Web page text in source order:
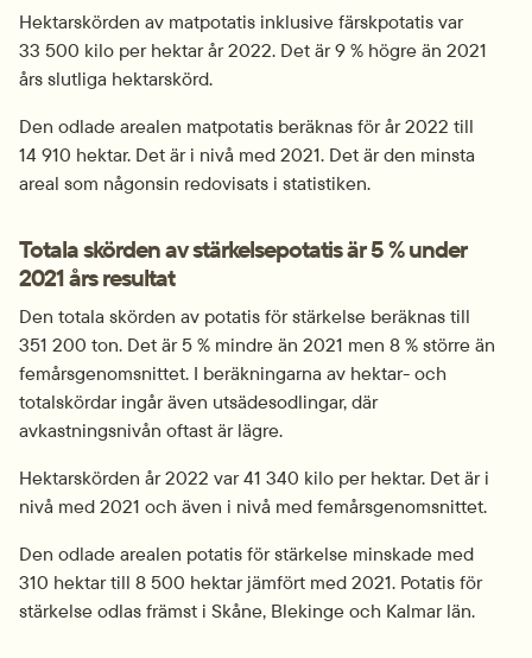
Hektarskörden av matpotatis inklusive färskpotatis var
33 500 kilo per hektar år 2022. Det är 9 % högre än 2021
års slutliga hektarskörd.
Den odlade arealen matpotatis beräknas för år 2022 till
14 910 hektar. Det är i nivå med 2021. Det är den minsta
areal som någonsin redovisats i statistiken.
Totala skörden av stärkelsepotatis är 5 % under
2021 års resultat
Den totala skörden av potatis för stärkelse beräknas till
351 200 ton. Det är 5 % mindre än 2021 men 8 % större än
femårs­genomsnittet. I beräkningarna av hektar- och
totalskördar ingår även utsädesodlingar, där
avkastningsnivån oftast är lägre.
Hektarskörden år 2022 var 41 340 kilo per hektar. Det är i
nivå med 2021 och även i nivå med femårs­genomsnittet.
Den odlade arealen potatis för stärkelse minskade med
310 hektar till 8 500 hektar jämfört med 2021. Potatis för
stärkelse odlas främst i Skåne, Blekinge och Kalmar län.